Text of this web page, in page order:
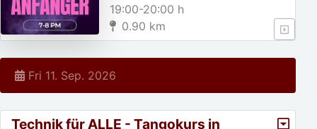
19:00-20:00 h
0.90 km
Fri 11. Sep. 2026
Technik für ALLE - Tangokurs in